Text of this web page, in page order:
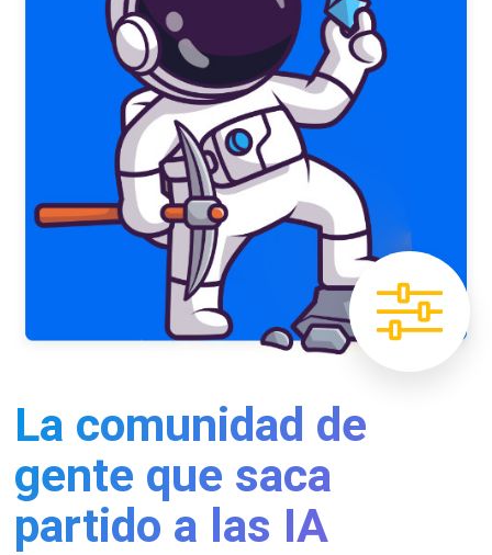
La comunidad de
gente que saca
partido a las IA